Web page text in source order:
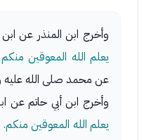
وأخرج ابن المنذر عن
يعلم الله المعوقين منكم
عن محمد صلى الله
وأخرج ابن أبي حاتم عن
يعلم الله المعوقين